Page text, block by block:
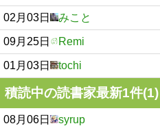
02月03日 みこと
09月25日 Remi
01月03日 tochi
積読中の読書家最新1件(1)
08月06日 syrup